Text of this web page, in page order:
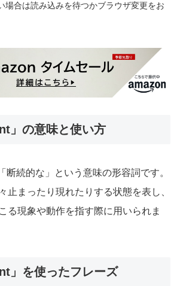
場合は読み込みを待つかブラウザ変更をお
」の意味と使い方
断続的な」という意味の形容詞です。
止まったり現れたりする状態を表し、
る現象や動作を指す際に用いられま
」を使ったフレーズ